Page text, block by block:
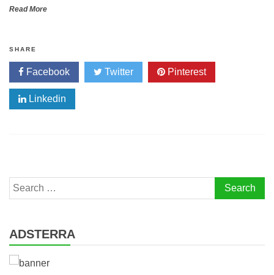
Read More
SHARE
Facebook Twitter Pinterest
Linkedin
Search
for:
ADSTERRA